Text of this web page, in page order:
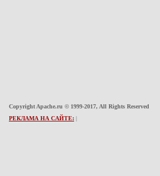
Copyright Apache.ru © 1999-2017, All Rights Reserved
РЕКЛАМА НА САЙТЕ: |